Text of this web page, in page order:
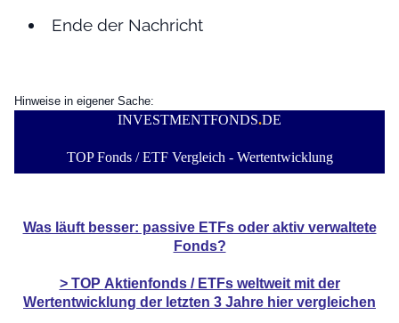
Ende der Nachricht
Hinweise in eigener Sache:
INVESTMENTFONDS.DE
TOP Fonds / ETF Vergleich - Wertentwicklung
Was läuft besser: passive ETFs oder aktiv verwaltete
Fonds?
> TOP Aktienfonds / ETFsweltweit mit der
Wertentwicklung der letzten 3 Jahre hier vergleichen